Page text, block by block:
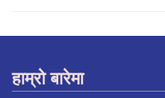
हाम्रो बारेमा